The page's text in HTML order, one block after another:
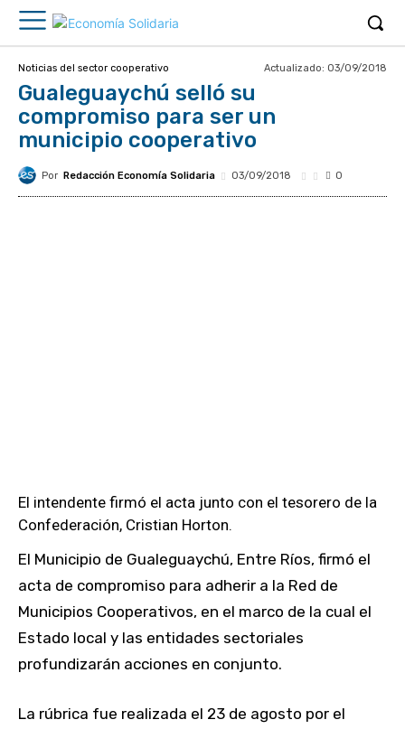
Noticias del sector cooperativo Actualizado: 03/09/2018
Gualeguaychú selló su
compromiso para ser un
municipio cooperativo
Por Redacción Economía Solidaria 03/09/2018 0
El intendente firmó el acta junto con el tesorero de la
Confederación, Cristian Horton.
El Municipio de Gualeguaychú, Entre Ríos, firmó el
acta de compromiso para adherir a la Red de
Municipios Cooperativos, en el marco de la cual el
Estado local y las entidades sectoriales
profundizarán acciones en conjunto.
La rúbrica fue realizada el 23 de agosto por el